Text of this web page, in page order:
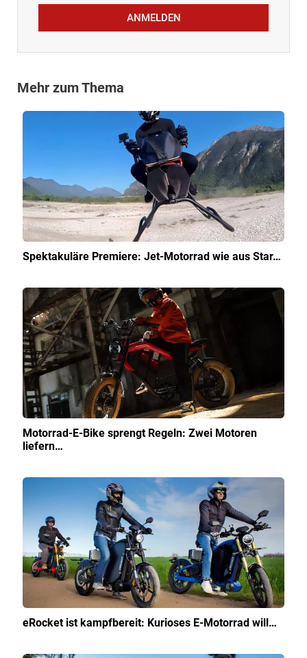
ANMELDEN
Mehr zum Thema
Spektakuläre Premiere: Jet-Motorrad wie aus Star…
Motorrad-E-Bike sprengt Regeln: Zwei Motoren
liefern…
eRocket ist kampfbereit: Kurioses E-Motorrad will…